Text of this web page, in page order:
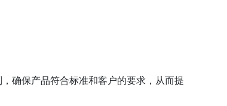
确保产品符合标准和客户的要求，从而提